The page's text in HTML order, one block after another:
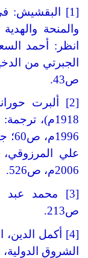
[1] البقشيش:
والمنحة
انظر: أحمد
ص43.
2006م، ص526.
[3] محمد عبد
ص213.
[4] أكمل الدين،
الشروق الدولية، ط1، القاهرة، 2011م